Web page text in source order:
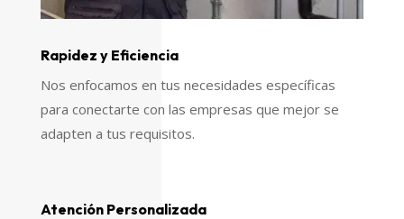
Rapidez y Eficiencia
Nos enfocamos en tus necesidades específicas
para conectarte con las empresas que mejor se
adapten a tus requisitos.
Atención Personalizada